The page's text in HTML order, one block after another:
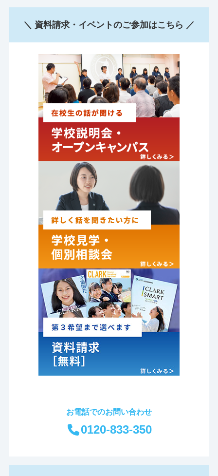
＼ 資料請求・イベントのご参加はこちら ／
お電話でのお問い合わせ
0120-833-350